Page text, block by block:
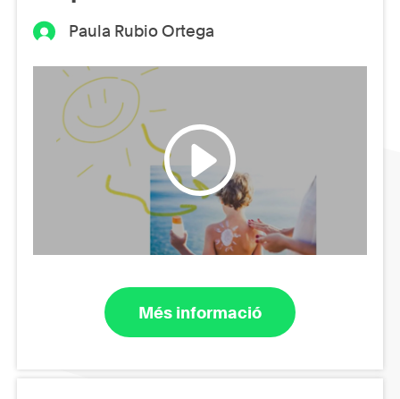
Paula Rubio Ortega
Més informació